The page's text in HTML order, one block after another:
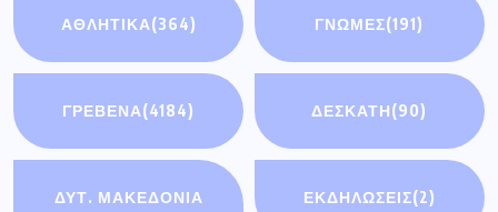
ΑΘΛΗΤΙΚΑ(364) ΓΝΩΜΕΣ(191)
ΓΡΕΒΕΝΑ(4184) ΔΕΣΚΑΤΗ(90)
ΔΥΤ. ΜΑΚΕΔΟΝΙΑ
ΕΚΔΗΛΩΣΕΙΣ(2)